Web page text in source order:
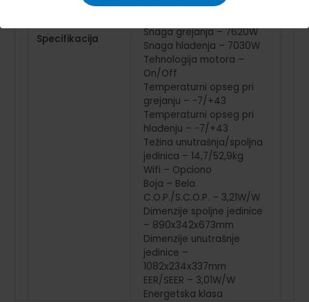
Specifikacija
Protok vazduha –
Snaga grejanja – 7620W
Snaga hlađenja – 7030W
Tehnologija motora –
On/Off
Temperaturni opseg pri
grejanju – -7/+43
Temperaturni opseg pri
hlađenju – -7/+43
Težina unutrašnja/spoljna
jedinica – 14,7/52,9kg
Wifi – Opciono
Boja – Bela
C.O.P./S.C.O.P. – 3,21W/W
Dimenzije spoljne jedinice
– 890x342x673mm
Dimenzije unutrašnje
jedinice –
1082x234x337mm
EER/SEER – 3,01W/W
Energetska klasa